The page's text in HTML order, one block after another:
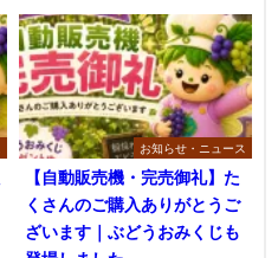
お知らせ・ニュース
【自動販売機・完売御礼】た
くさんのご購入ありがとうご
ざいます｜ぶどうおみくじも